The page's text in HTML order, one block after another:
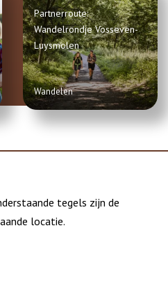
Partnerroute:
Wandelrondje Vosseven-
Luysmolen
Wandelen
tegels zijn de
locatie.